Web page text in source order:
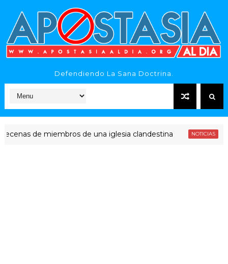
Defendiendo La Sana Doctrina.
de miembros de una iglesia clandestina NOTICIAS "Era